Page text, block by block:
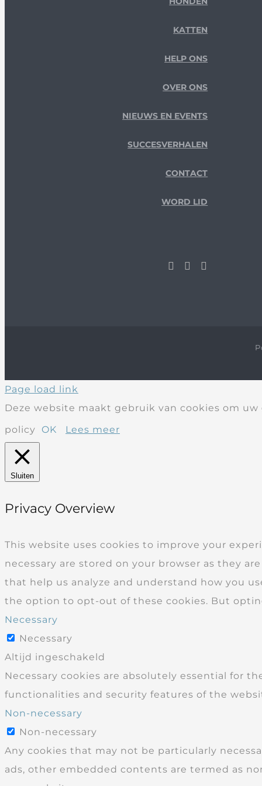
KATTEN
HELP ONS
OVER ONS
NIEUWS EN EVENTS
SUCCESVERHALEN
CONTACT
WORD LID
Page load link
Deze website maakt gebruik van cookies om
policy
OK Lees meer
Sluiten
Privacy Overview
This website uses cookies to improve your
necessary are stored on your browser as they
that help us analyze and understand how you
the option to opt-out of these cookies. But
Necessary
Necessary
Altijd ingeschakeld
Necessary cookies are absolutely essential for
functionalities and security features of the
Non-necessary
Non-necessary
Any cookies that may not be particularly
ads, other embedded contents are termed as